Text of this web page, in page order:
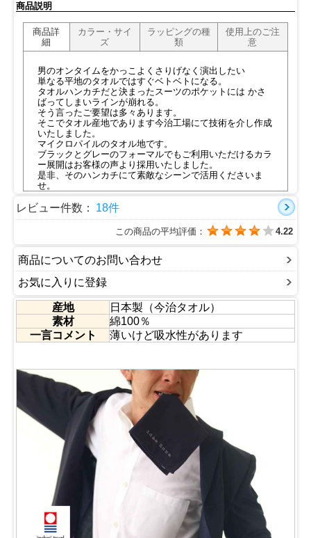
商品説明
商品詳
細
カラー・サイ
ズ
ラッピングの種
類
使用上のご注
意
男のオンタイムをかっこよくさりげなく演出したい
単なる平地のタオルではすぐベトベトになる。
タオルハンカチだと決まったスーツのポケットには かさ
ばってしまいラインが崩れる。
そう言ったご要望は多々あります。
そこでタオル産地であります今治工場にて技術を介し作成
いたしました。
マイクロパイルのタオル地です。
ブラックとグレーのフォーマルでもご利用いただけるカラ
ー展開はお客様の声より採用いたしました。
是非、そのハンカチにて素敵なシーンで活用くださいま
せ。
■今治タオルの特徴動画は
レビュー件数： 18件
この商品の平均評価： 4.22
商品についてのお問い合わせ
お気に入りに登録
産地
日本製（今治タオル）
素材
綿100％
一言コメント
薄いけど吸水性があります